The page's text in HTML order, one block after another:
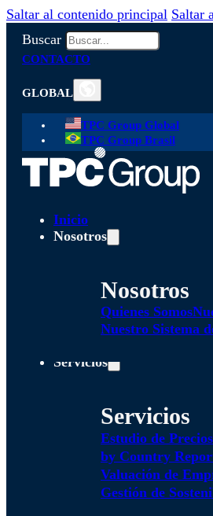
Saltar al contenido principal Saltar
Buscar
CONTACTO
GLOBAL
TPC Group Global
TPC Group Brasil
Inicio
Nosotros
Nosotros
Quienes Somos
Nuestro Sistema
Servicios
Servicios
Estudio de
by Country
Valuación de
Gestión de